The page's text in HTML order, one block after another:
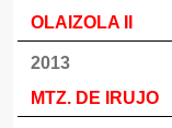
OLAIZOLA II
2013
MTZ. DE IRUJO